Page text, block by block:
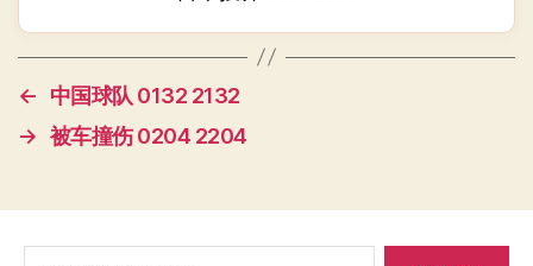
←
中国球队 0132 2132
→ 被车撞伤 0204 2204